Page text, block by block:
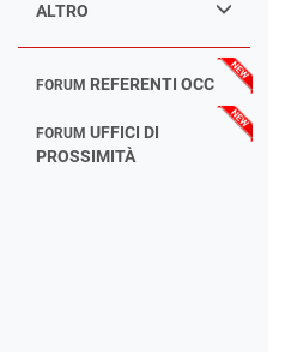
ALTRO
FORUM REFERENTI OCC
FORUM UFFICI DI
PROSSIMITÀ